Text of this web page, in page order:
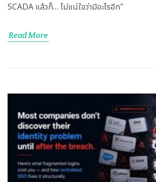
SCADA แล้วก็… ไม่แน่ใจว่ามีอะไรอีก"
Read More